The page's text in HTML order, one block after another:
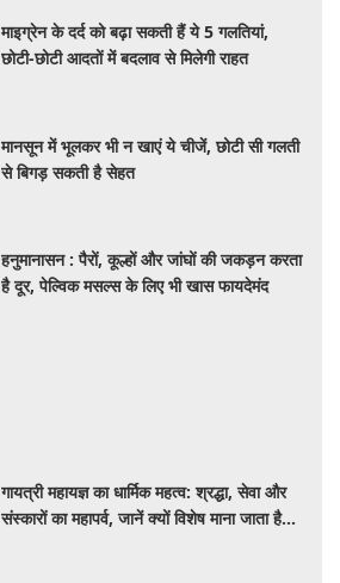
माइग्रेन के दर्द को बढ़ा सकती हैं ये 5 गलतियां,
छोटी-छोटी आदतों में बदलाव से मिलेगी राहत
मानसून में भूलकर भी न खाएं ये चीजें, छोटी सी गलती
से बिगड़ सकती है सेहत
हनुमानासन : पैरों, कूल्हों और जांघों की जकड़न करता
है दूर, पेल्विक मसल्स के लिए भी खास फायदेमंद
गायत्री महायज्ञ का धार्मिक महत्व: श्रद्धा, सेवा और
संस्कारों का महापर्व, जानें क्यों विशेष माना जाता है